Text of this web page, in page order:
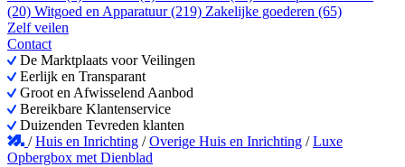
(20) Witgoed en Apparatuur (219) Zakelijke goederen (65)
Zelf veilen
Contact
De Marktplaats voor Veilingen
Eerlijk en Transparant
Groot en Afwisselend Aanbod
Bereikbare Klantenservice
Duizenden Tevreden klanten
/Huis en Inrichting /Overige Huis en Inrichting /Luxe
Opbergbox met Dienblad